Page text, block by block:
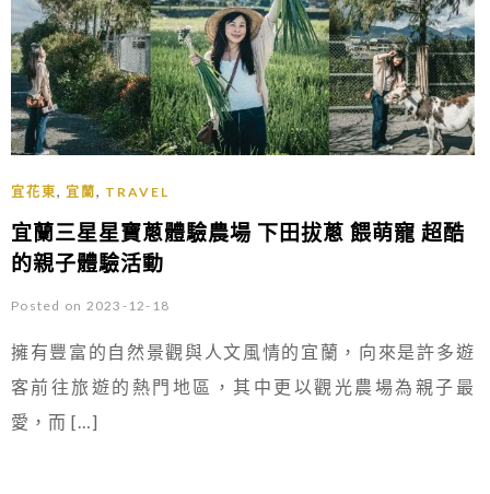
宜花東, 宜蘭, TRAVEL
宜蘭三星星寶蔥體驗農場 下田拔蔥 餵萌寵 超酷
的親子體驗活動
Posted on 2023-12-18
擁有豐富的自然景觀與人文風情的宜蘭，向來是許多遊
客前往旅遊的熱門地區，其中更以觀光農場為親子最
愛，而 […]